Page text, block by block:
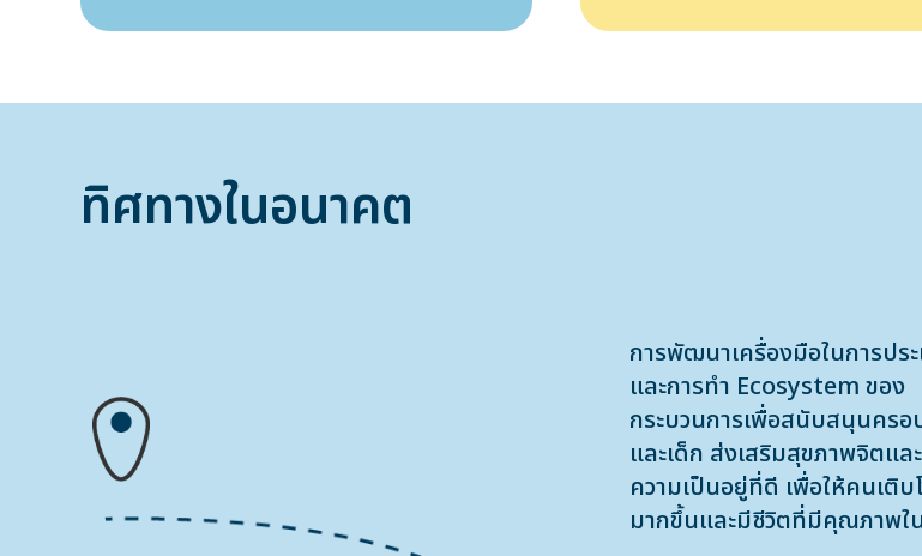
ทิศทางในอนาคต
การพัฒนาเครื่องมือในการปร
และการทำ Ecosystem ของ
กระบวนการเพื่อสนับสนุนครอ
และเด็ก ส่งเสริมสุขภาพจิตและ
ความเป็นอยู่ที่ดี เพื่อให้คนเติบ
มากขึ้นและมีชีวิตที่มีคุณภาพใ